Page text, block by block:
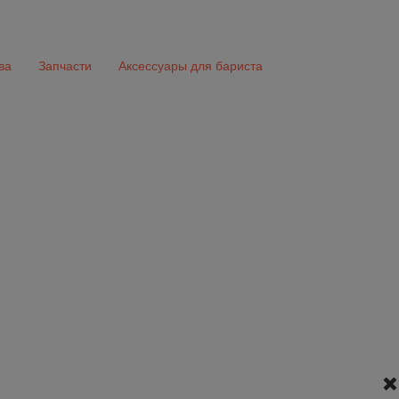
Запчасти Аксессуары для бариста